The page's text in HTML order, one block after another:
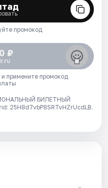
промокод
₽
примените промокод
БИЛЕТНЫЙ
25H8d7vbP8SRTvHZrUcdLB.